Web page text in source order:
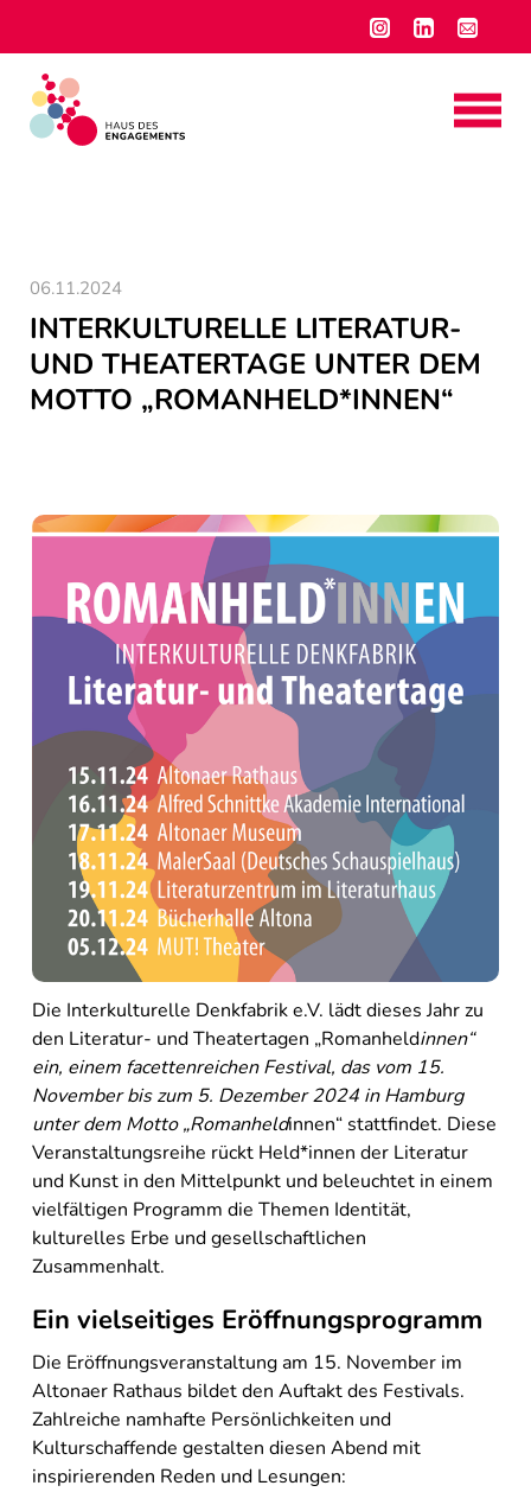
06.11.2024
INTERKULTURELLE LITERATUR-
UND THEATERTAGE UNTER DEM
MOTTO „ROMANHELD*INNEN“
Die Interkulturelle Denkfabrik e.V. lädt dieses Jahr zu
den Literatur- und Theatertagen „Romanheldinnen“
ein, einem facettenreichen Festival, das vom 15.
November bis zum 5. Dezember 2024 in Hamburg
unter dem Motto „Romanheldinnen“ stattfindet. Diese
Veranstaltungsreihe rückt Held*innen der Literatur
und Kunst in den Mittelpunkt und beleuchtet in einem
vielfältigen Programm die Themen Identität,
kulturelles Erbe und gesellschaftlichen
Zusammenhalt.
Ein vielseitiges Eröffnungsprogramm
Die Eröffnungsveranstaltung am 15. November im
Altonaer Rathaus bildet den Auftakt des Festivals.
Zahlreiche namhafte Persönlichkeiten und
Kulturschaffende gestalten diesen Abend mit
inspirierenden Reden und Lesungen: